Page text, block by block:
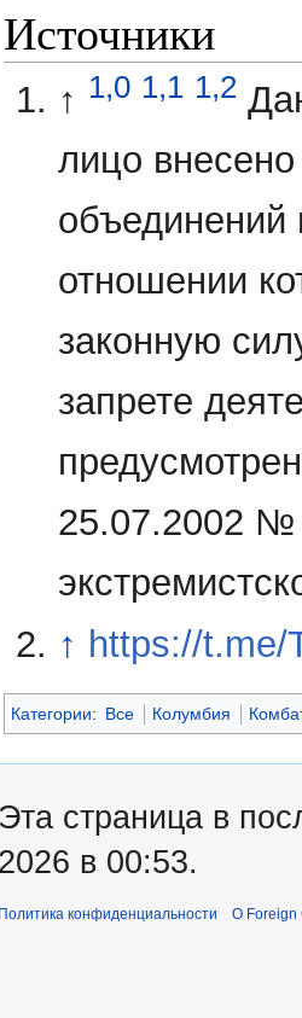
Источники
↑ 1,0 1,1 1,2
лицо
объединений
отношении
законную
запрете
25.07.2002 №
↑ https://t.me/
Категории: Все Колумбия
Эта страница в
2026 в 00:53.
Политика конфиденциальности О Foreign